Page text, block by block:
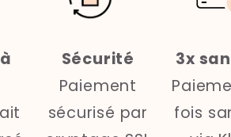
Sécurité
Paiement
sécurisé par
3x
fois